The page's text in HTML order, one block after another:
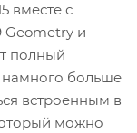
вместе с
Geometry и
полный
намного больше
встроенным в
можно